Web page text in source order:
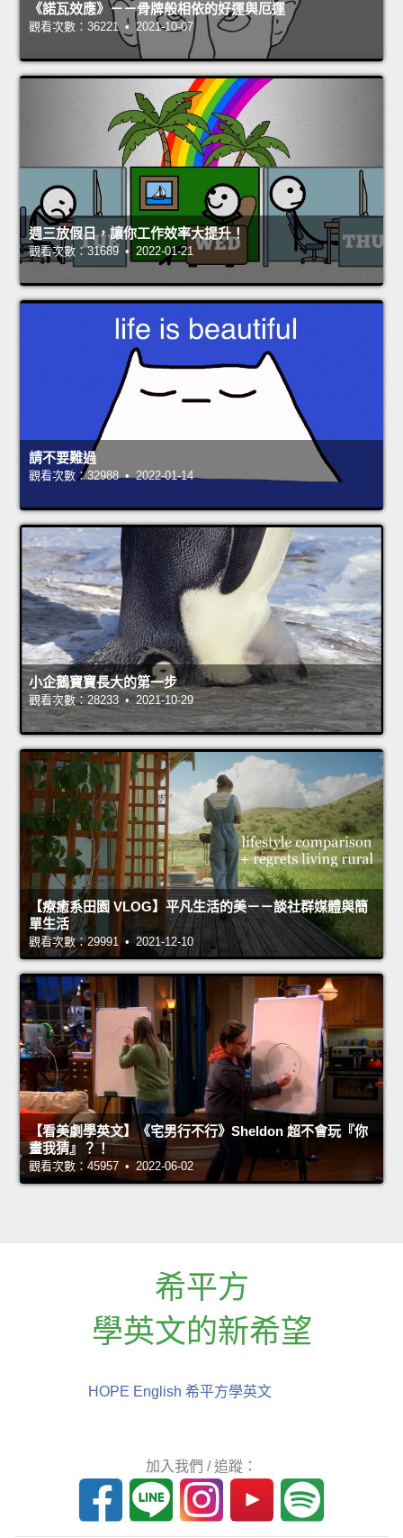
《諾瓦效應》－－骨牌般相依的好運與厄運
觀看次數：36221 • 2021-10-07
週三放假日，讓你工作效率大提升！
觀看次數：31689 • 2022-01-21
請不要難過
觀看次數：32988 • 2022-01-14
小企鵝寶寶長大的第一步
觀看次數：28233 • 2021-10-29
【療癒系田園 VLOG】平凡生活的美－－談社群媒體與簡
單生活
觀看次數：29991 • 2021-12-10
【看美劇學英文】《宅男行不行》Sheldon 超不會玩『你
畫我猜』？！
觀看次數：45957 • 2022-06-02
希平方
學英文的新希望
HOPE English 希平方學英文
加入我們 / 追蹤：